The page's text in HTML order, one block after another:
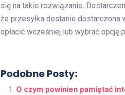
się na takie rozwiązanie.
że przesyłka dostanie
opłacić wcześniej lub wybrać opcję
Podobne Posty:
O czym powinien pamiętać